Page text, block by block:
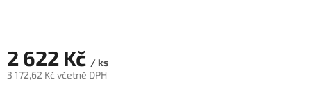
2 622 Kč / ks
3 172,62 Kč včetně DPH